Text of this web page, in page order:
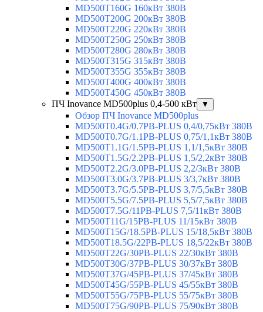
MD500T160G 160кВт 380В
MD500T200G 200кВт 380В
MD500T220G 220кВт 380В
MD500T250G 250кВт 380В
MD500T280G 280кВт 380В
MD500T315G 315кВт 380В
MD500T355G 355кВт 380В
MD500T400G 400кВт 380В
MD500T450G 450кВт 380В
ПЧ Inovance MD500plus 0,4-500 кВт
▼
Обзор ПЧ Inovance MD500plus
MD500T0.4G/0.7PB-PLUS 0,4/0,75кВт 380В
MD500T0.7G/1.1PB-PLUS 0,75/1,1кВт 380В
MD500T1.1G/1.5PB-PLUS 1,1/1,5кВт 380В
MD500T1.5G/2.2PB-PLUS 1,5/2,2кВт 380В
MD500T2.2G/3.0PB-PLUS 2,2/3кВт 380В
MD500T3.0G/3.7PB-PLUS 3/3,7кВт 380В
MD500T3.7G/5.5PB-PLUS 3,7/5,5кВт 380В
MD500T5.5G/7.5PB-PLUS 5,5/7,5кВт 380В
MD500T7.5G/11PB-PLUS 7,5/11кВт 380В
MD500T11G/15PB-PLUS 11/15кВт 380В
MD500T15G/18.5PB-PLUS 15/18,5кВт 380В
MD500T18.5G/22PB-PLUS 18,5/22кВт 380В
MD500T22G/30PB-PLUS 22/30кВт 380В
MD500T30G/37PB-PLUS 30/37кВт 380В
MD500T37G/45PB-PLUS 37/45кВт 380В
MD500T45G/55PB-PLUS 45/55кВт 380В
MD500T55G/75PB-PLUS 55/75кВт 380В
MD500T75G/90PB-PLUS 75/90кВт 380В